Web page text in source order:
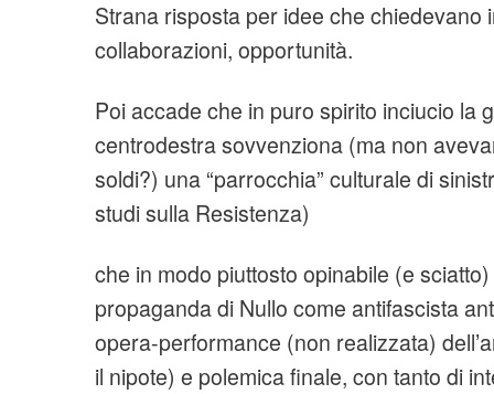
Strana risposta per idee che
collaborazioni, opportunità.
Poi accade che in puro spirito inciucio la
centrodestra sovvenziona (ma non
soldi?) una “parrocchia” culturale di
studi sulla Resistenza)
che in modo piuttosto opinabile (e
propaganda di Nullo come antifascista
opera-performance (non realizzata)
il nipote) e polemica finale, con tanto di